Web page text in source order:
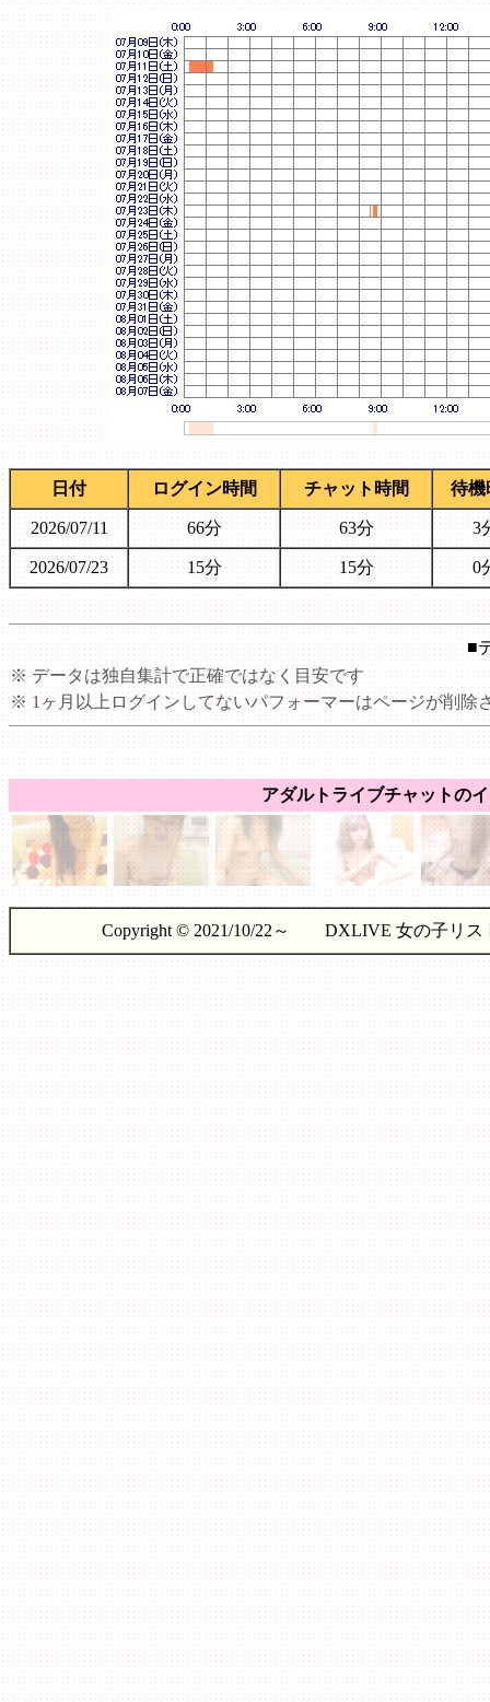
日付 ログイン時間 チャット時間 待機
2026/07/11 66分 63分 3
2026/07/23 15分 15分 0
■
※ データは独自集計で正確ではなく目安です
※ 1ヶ月以上ログインしてないパフォーマーはページが削除
アダルトライブチャットの
Copyright © 2021/10/22～ DXLIVE 女の子